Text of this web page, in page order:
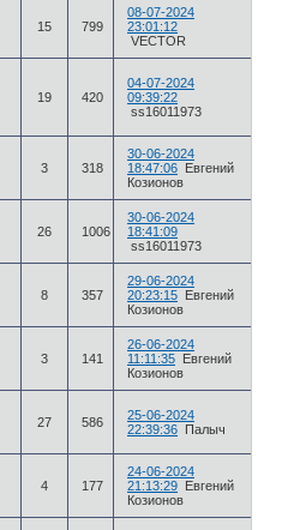
15 799
08-07-2024
23:01:12
VECTOR
19 420
04-07-2024
09:39:22
ss16011973
3 318
30-06-2024
18:47:06 Евгений
Козионов
26 1006
30-06-2024
18:41:09
ss16011973
8 357
29-06-2024
20:23:15 Евгений
Козионов
3 141
26-06-2024
11:11:35 Евгений
Козионов
27 586
25-06-2024
22:39:36 Палыч
4 177
24-06-2024
21:13:29 Евгений
Козионов